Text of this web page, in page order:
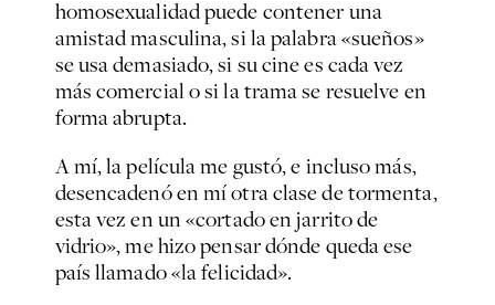
homosexualidad puede contener una
amistad masculina, si la palabra «sueños»
se usa demasiado, si su cine es cada vez
más comercial o si la trama se resuelve en
forma abrupta.
A mí, la película me gustó, e incluso más,
desencadenó en mí otra clase de tormenta,
esta vez en un «cortado en jarrito de
vidrio», me hizo pensar dónde queda ese
país llamado «la felicidad».